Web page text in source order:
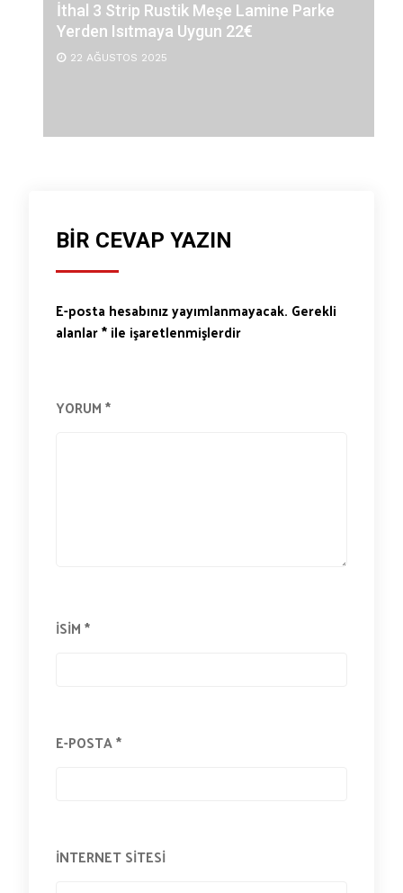
İthal 3 Strip Rustik Meşe Lamine Parke
Yerden Isıtmaya Uygun 22€
22 AĞUSTOS 2025
BIR CEVAP YAZIN
E-posta hesabınız yayımlanmayacak. Gerekli
alanlar*ile işaretlenmişlerdir
YORUM*
İSIM*
E-POSTA*
İNTERNET SITESI